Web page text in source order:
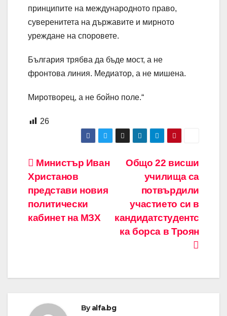
принципите на международното право,
суверенитета на държавите и мирното
уреждане на споровете.
България трябва да бъде мост, а не
фронтова линия. Медиатор, а не мишена.
Миротворец, а не бойно поле.“
26
Навигация
Общо 22 висши
училища са
потвърдили
участието си в
кандидатстудентс
ка борса в Троян
Министър Иван
Христанов
представи новия
политически
кабинет на МЗХ
Byalfa.bg